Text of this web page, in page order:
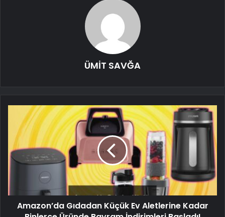
ÜMİT SAVĞA
Amazon’da Gıdadan Küçük Ev Aletlerine Kadar